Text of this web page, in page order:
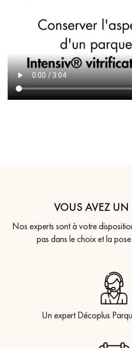
VOUS AVEZ UN
Nos experts sont à votre
pas dans le choix et la
Un expert Décoplus